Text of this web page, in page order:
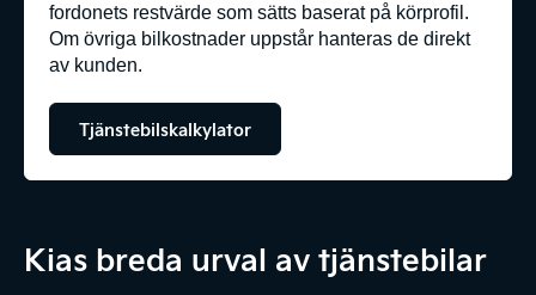
fordonets restvärde som sätts baserat på körprofil.
Om övriga bilkostnader uppstår hanteras de direkt
av kunden.
Tjänstebilskalkylator
Kias breda urval av tjänstebilar